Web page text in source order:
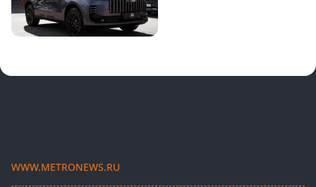
WWW.METRONEWS.RU